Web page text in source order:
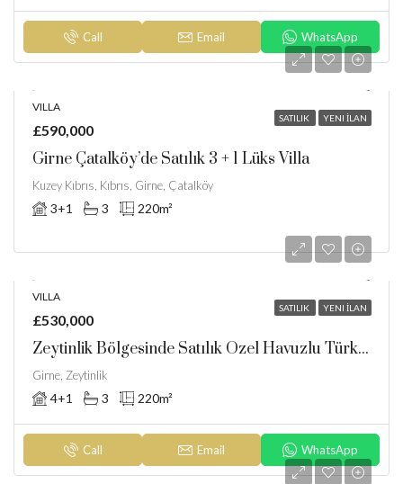
Call Email WhatsApp
SATILIK YENI İLAN
VILLA
£590,000
Girne Çatalköy’de Satılık 3 + 1 Lüks Villa
Kuzey Kıbrıs, Kıbrıs, Girne, Çatalköy
3+1 3 220m²
SATILIK YENI İLAN
VILLA
£530,000
Zeytinlik Bölgesinde Satılık Özel Havuzlu Türk Tapulu Villa
Girne, Zeytinlik
4+1 3 220m²
Call Email WhatsApp